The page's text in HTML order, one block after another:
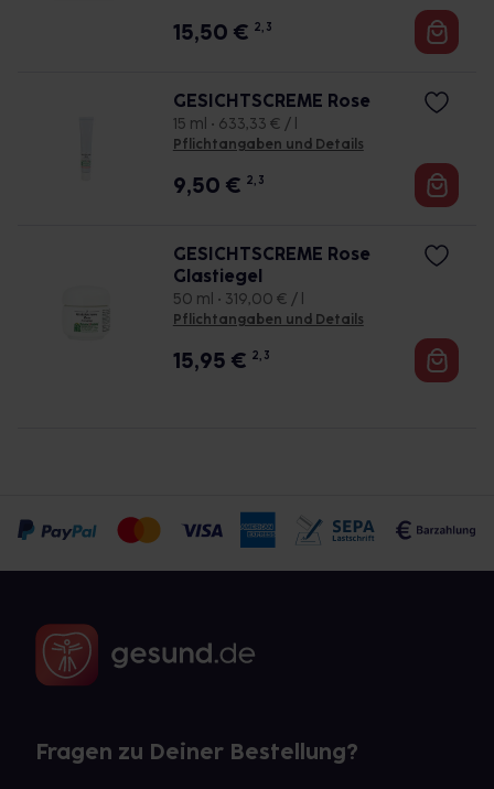
15,50 € 2, 3
GESICHTSCREME Rose
15 ml • 633,33 € / l
Pflichtangaben und Details
9,50 € 2, 3
GESICHTSCREME Rose
Glastiegel
50 ml • 319,00 € / l
Pflichtangaben und Details
15,95 € 2, 3
Fragen zu Deiner Bestellung?